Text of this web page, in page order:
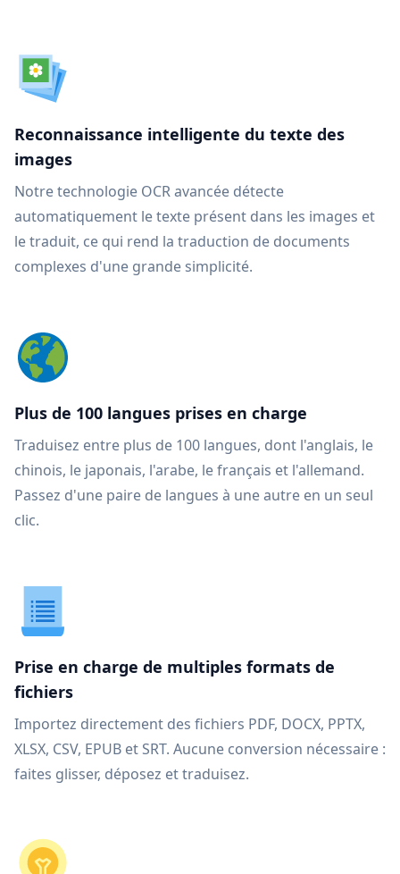
Reconnaissance intelligente du texte des
images
Notre technologie OCR avancée détecte
automatiquement le texte présent dans les images et
le traduit, ce qui rend la traduction de documents
complexes d'une grande simplicité.
Plus de 100 langues prises en charge
Traduisez entre plus de 100 langues, dont l'anglais, le
chinois, le japonais, l'arabe, le français et l'allemand.
Passez d'une paire de langues à une autre en un seul
clic.
Prise en charge de multiples formats de
fichiers
Importez directement des fichiers PDF, DOCX, PPTX,
XLSX, CSV, EPUB et SRT. Aucune conversion nécessaire :
faites glisser, déposez et traduisez.